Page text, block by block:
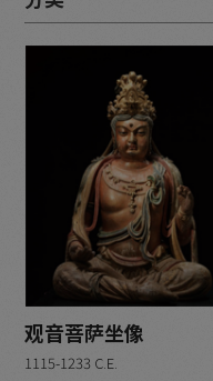
材质
纸本墨书 (3)
石灰岩 (4)
页岩 (1)
黄纸墨书 (1)
布 (1)
铜鎏金 (1)
绢本设色 (1)
砂岩 (0)
纸本拓片 (5)
纸本水墨 (0)
观音菩萨坐像
1115-1233 C.E.